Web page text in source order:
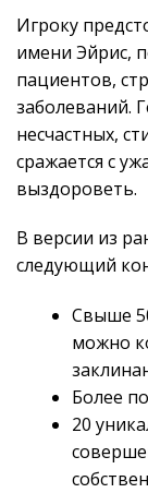
Игроку
имени Эйрис,
пациентов,
заболеваний.
несчастных,
сражается с
выздороветь.
В версии из
следующий
Свыше
можно
Более
20